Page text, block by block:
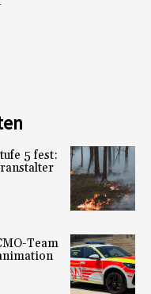
5 fest:
Team